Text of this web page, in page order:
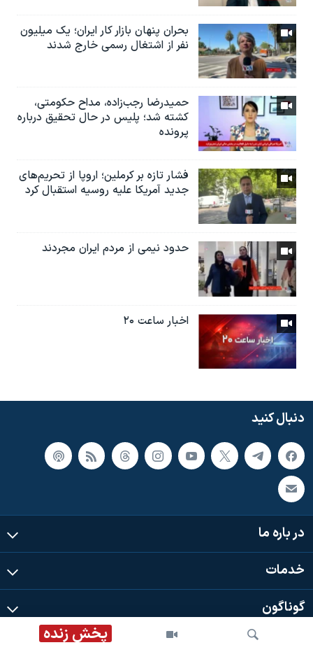
پخش زنده
بحران پنهان بازار کار ایران؛ یک میلیون
نفر از اشتغال رسمی خارج شدند
حمیدرضا رجب‌زاده، مداح حکومتی،
کشته شد؛ پلیس در حال تحقیق درباره
پرونده
فشار تازه بر کرملین؛ اروپا از تحریم‌های
جدید آمریکا علیه روسیه استقبال کرد
حدود نیمی از مردم ایران مجردند
اخبار ساعت ۲۰
دنبال کنید
در باره ما
خدمات
گوناگون